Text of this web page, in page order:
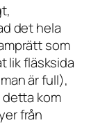
det hela
som
lik fläsksida
är full),
detta kom
från